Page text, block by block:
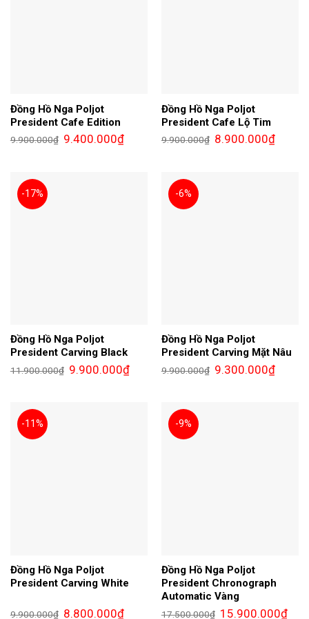
Đồng Hồ Nga Poljot
President Cafe Edition
9.900.000₫ Giá
gốc
9.400.000₫Giá
hiện
Đồng Hồ Nga Poljot
President Cafe Lộ Tim
9.900.000₫ Giá
gốc
8.900.000₫Giá
hiện
-17%
Đồng Hồ Nga Poljot
President Carving Black
11.900.000₫ Giá
gốc
9.900.000₫Giá
hiện
-6%
Đồng Hồ Nga Poljot
President Carving Mặt Nâu
9.900.000₫ Giá
gốc
9.300.000₫Giá
hiện
-11%
Đồng Hồ Nga Poljot
President Carving White
9.900.000₫ Giá
8.800.000₫Giá
-9%
Đồng Hồ Nga Poljot
President Chronograph
Automatic Vàng
17.500.000₫ Giá
15.900.000₫Giá